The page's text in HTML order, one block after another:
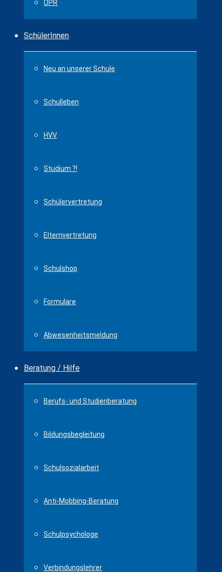
ÖPR
SchülerInnen
Neu an unserer Schule
Schulleben
HVV
Studium ?!
Schülervertretung
Elternvertretung
Schulshop
Formulare
Abwesenheitsmeldung
Beratung / Hilfe
Berufs- und Studienberatung
Bildungsbegleitung
Schulsozialarbeit
Anti-Mobbing-Beratung
Schulpsychologe
Verbindungslehrer